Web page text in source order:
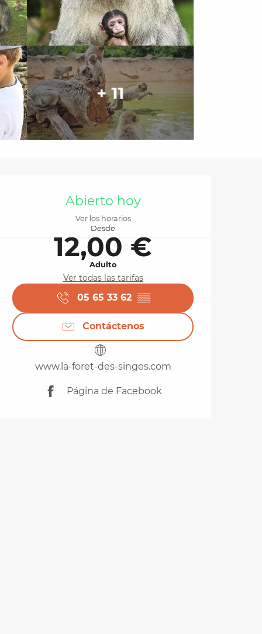
+ 11
y datos de
Abierto hoy
Ver los horarios
Desde
12,00 €
Adulto
Ver todas las tarifas
05 65 33 62 ▒▒
Contáctenos
www.la-foret-des-singes.com
Página de Facebook